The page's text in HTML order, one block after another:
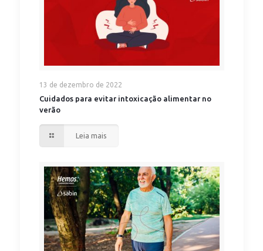
13 de dezembro de 2022
Cuidados para evitar intoxicação alimentar no
verão
Leia mais